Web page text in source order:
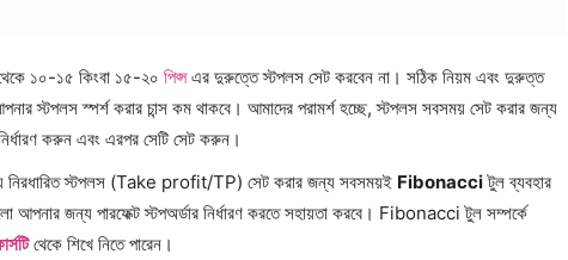
১০-১৫ কিংবা ১৫-২০ পিপ্সএর দুরুত্তে স্টপলস সেট করবেন না। সঠিক নিয়ম এবং দুরুত্ত
স্টপলস স্পর্শ করার চান্স কম থাকবে। আমাদের পরামর্শ হচ্ছে, স্টপলস সবসময় সেট করার জন্য
করুন এবং এরপর সেটি সেট করুন।
স্টপলস (Take profit/TP) সেট করার জন্য সবসময়ই Fibonacciটুল ব্যবহার
জন্য পারফেক্ট স্টপঅর্ডার নির্ধারণ করতে সহায়তা করবে। Fibonacci টুল সম্পর্কে
থেকে শিখে নিতে পারেন।